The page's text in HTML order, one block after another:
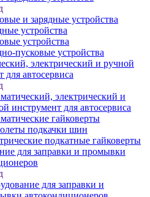
и зарядные устройства
устройства
устройства
пусковые устройства
электрический и ручной
для автосервиса
электрический и
инструмент для автосервиса
гайковерты
подкачки шин
подкатные гайковерты
для заправки и промывки
для заправки и